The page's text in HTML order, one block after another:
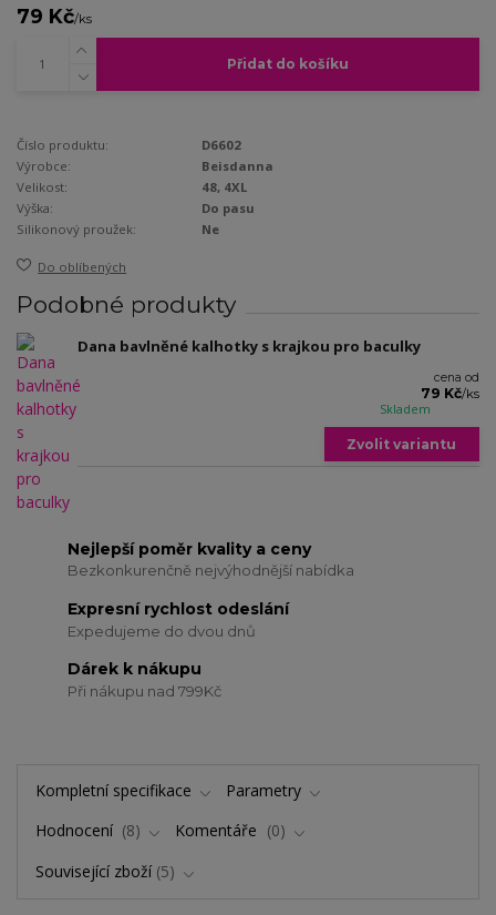
79 Kč/ks
Přidat do košíku
Číslo produktu:
D6602
Výrobce:
Beisdanna
Velikost:
48, 4XL
Výška:
Do pasu
Silikonový proužek:
Ne
Do oblíbených
Podobné produkty
Dana bavlněné kalhotky s krajkou pro baculky
cena od
79 Kč/ks
Skladem
Zvolit variantu
Nejlepší poměr kvality a ceny
Bezkonkurenčně nejvýhodnější nabídka
Expresní rychlost odeslání
Expedujeme do dvou dnů
Dárek k nákupu
Při nákupu nad 799Kč
Kompletní specifikace
Parametry
Hodnocení
8 Komentáře
0
Související zboží 5